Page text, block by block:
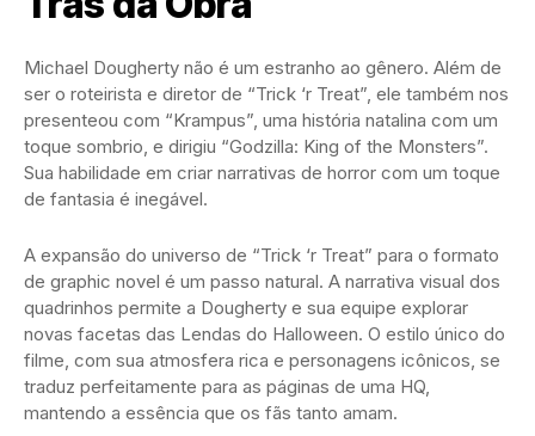
Michael Dougherty não é um estranho ao gênero. Além de
ser o roteirista e diretor de “Trick ‘r Treat”, ele também nos
presenteou com “Krampus”, uma história natalina com um
toque sombrio, e dirigiu “Godzilla: King of the Monsters”.
Sua habilidade em criar narrativas de horror com um toque
de fantasia é inegável.
A expansão do universo de “Trick ‘r Treat” para o formato
de graphic novel é um passo natural. A narrativa visual dos
quadrinhos permite a Dougherty e sua equipe explorar
novas facetas das Lendas do Halloween. O estilo único do
filme, com sua atmosfera rica e personagens icônicos, se
traduz perfeitamente para as páginas de uma HQ,
mantendo a essência que os fãs tanto amam.